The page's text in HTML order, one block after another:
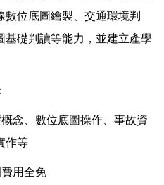
位底圖繪製、交通環境判
基礎判讀等能力，並建立產學
念、數位底圖操作、事故資
作等
用全免